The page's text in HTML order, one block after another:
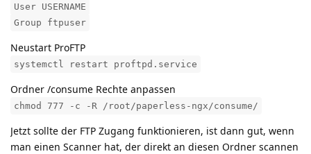
User USERNAME
Group ftpuser
Neustart ProFTP
systemctl restart proftpd.service
Ordner /consume Rechte anpassen
chmod 777 -c -R /root/paperless-ngx/consume/
Jetzt sollte der FTP Zugang funktionieren, ist dann gut, wenn
man einen Scanner hat, der direkt an diesen Ordner scannen